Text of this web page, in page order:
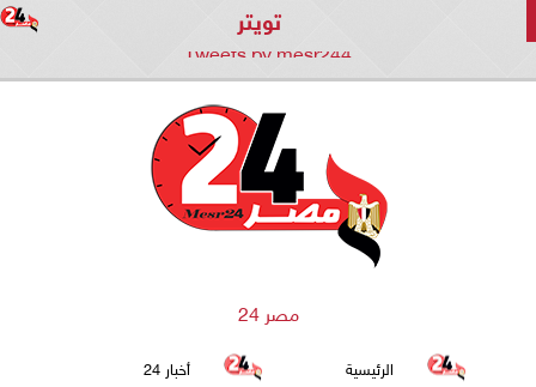
تويتر
Tweets by mesr244
مصر 24
الرئيسية أخبار 24